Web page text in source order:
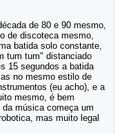
de 80 e 90 mesmo,
de discoteca mesmo,
batida solo constante,
tum tum" distanciado
15 segundos a batida
no mesmo estilo de
(eu acho), e a
mesmo, é bem
música começa um
mas muito legal